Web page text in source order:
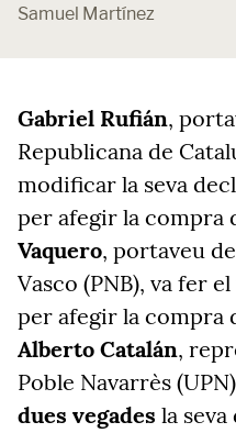
Samuel Martínez
Gabriel Rufián,
Republicana de
modificar la seva
per afegir la compra
Vaquero, portaveu
Vasco (PNB), va fer
per afegir la compra
Alberto Catalán,
Poble Navarrès
dues vegades la